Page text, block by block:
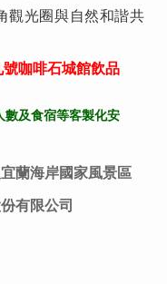
觀光圈與自然和諧共
咖啡石城館飲品
及食宿等客製化安
蘭海岸國家風景區
有限公司